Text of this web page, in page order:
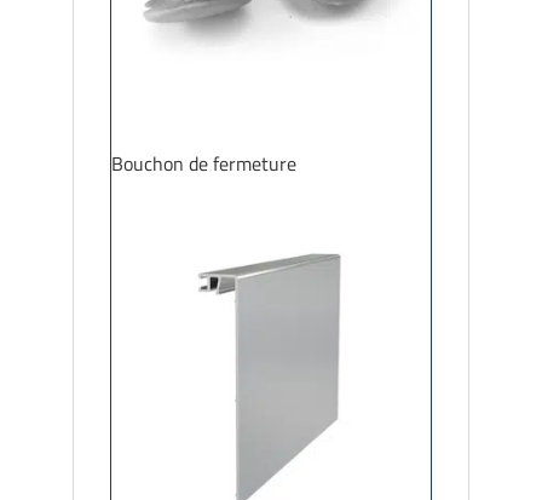
Bouchon de fermeture